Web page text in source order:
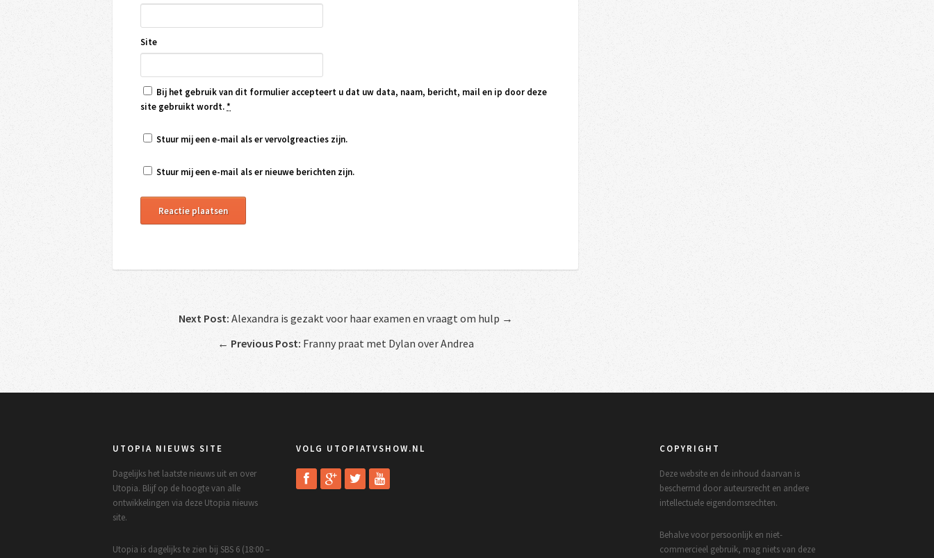
Site
Bij het gebruik van dit formulier accepteert u dat uw data, naam, bericht, mail en ip door deze
site gebruikt wordt.*
Stuur mij een e-mail als er vervolgreacties zijn.
Stuur mij een e-mail als er nieuwe berichten zijn.
Next Post: Alexandra is gezakt voor haar examen en vraagt om hulp →
← Previous Post: Franny praat met Dylan over Andrea
UTOPIA NIEUWS SITE
Dagelijks het laatste nieuws uit en over
Utopia. Blijf op de hoogte van alle
ontwikkelingen via deze Utopia nieuws
site.
Utopia is dagelijks te zien bij SBS 6 (18:00 –
VOLG UTOPIATVSHOW.NL COPYRIGHT
Deze website en de inhoud daarvan is
beschermd door auteursrecht en andere
intellectuele eigendomsrechten.
Behalve voor persoonlijk en niet-
commercieel gebruik, mag niets van deze